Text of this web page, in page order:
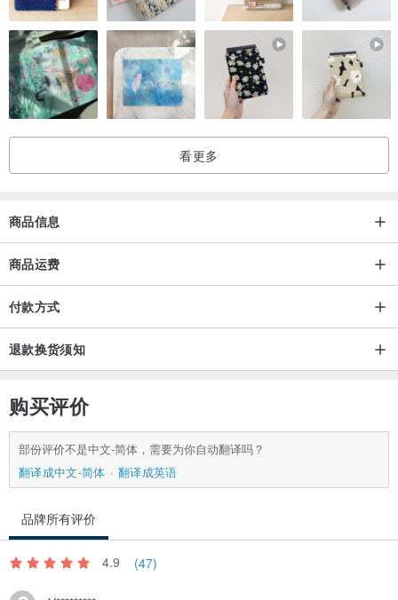
看更多
商品信息
商品运费
付款方式
退款换货须知
购买评价
部份评价不是中文-简体，需要为你自动翻译吗？
翻译成中文-简体
翻译成英语
品牌所有评价
4.9 (47)